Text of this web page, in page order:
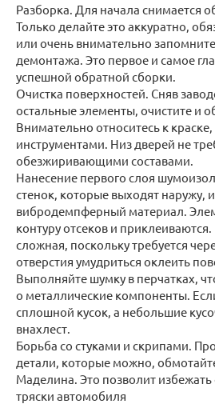
Разборка. Для начала снимается
Только делайте это аккуратно,
или очень внимательно
демонтажа. Это первое и самое
успешной обратной сборки.
Очистка поверхностей. Сняв
остальные элементы, очистите и
Внимательно относитесь к
инструментами. Низ дверей не
обезжиривающими составами.
Нанесение первого слоя
стенок, которые выходят наружу,
вибродемпферный материал.
контуру отсеков и
сложная, поскольку требуется
отверстия умудриться оклеить
Выполняйте шумку в перчатках,
о металлические компоненты.
сплошной кусок, а небольшие
внахлест.
Борьба со стуками и скрипами.
детали, которые можно,
Маделина. Это позволит избежать
тряски автомобиля